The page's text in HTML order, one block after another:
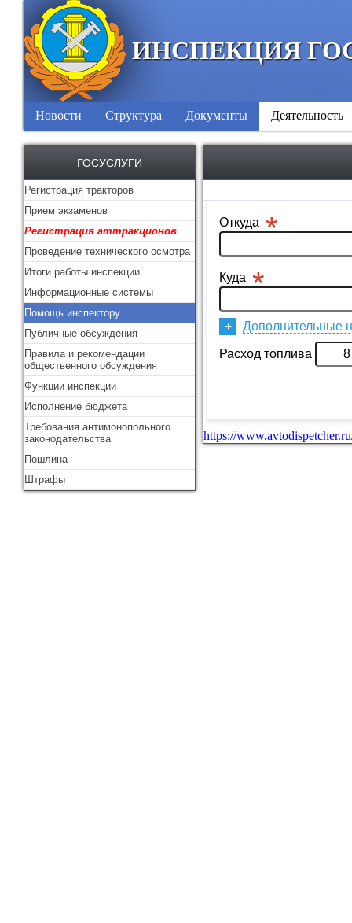
ИНСПЕКЦИЯ
Новости Структура Документы Деятельность
ГОСУСЛУГИ
Регистрация тракторов
Прием экзаменов
Регистрация аттракционов
Проведение технического осмотра
Итоги работы инспекции
Информационные системы
Помощь инспектору
Публичные обсуждения
Правила и рекомендации
общественного обсуждения
Функции инспекции
Исполнение бюджета
Требования антимонопольного
законодательства
Пошлина
Штрафы
https://